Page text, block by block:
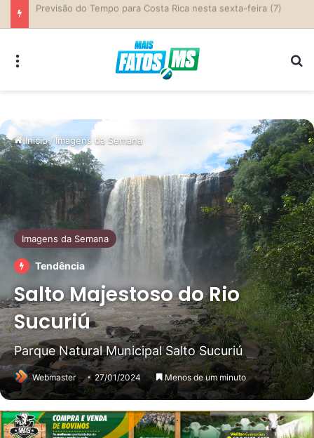
Previsão do Tempo para Costa Rica nesta sexta-feira (7)
Início/Imagens da Semana
Imagens da Semana
Tendência
Salto Majestoso do Rio
Sucuriú
Parque Natural Municipal Salto Sucuriú
Webmaster 27/01/2024 Menos de um minuto